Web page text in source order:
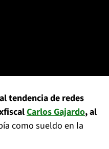
tendencia de redes
Carlos Gajardo, al
como sueldo en la